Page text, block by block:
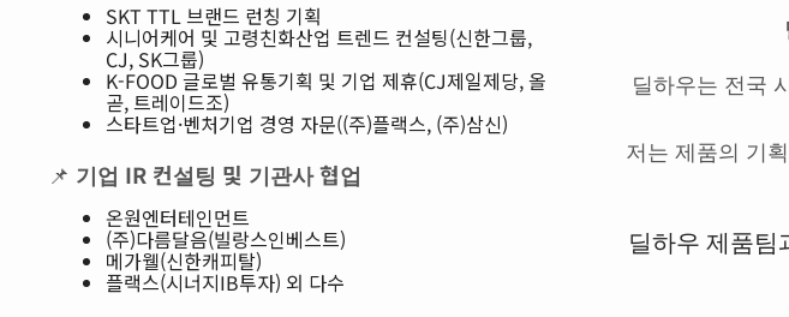
SKT TTL 브랜드 런칭 기획
시니어케어 및 고령친화산업 트렌드 컨설팅(신한그룹,
CJ, SK그룹)
K-FOOD 글로벌 유통기획 및 기업 제휴(CJ제일제당, 올
곧, 트레이드조)
스타트업·벤처기업 경영 자문((주)플랙스, (주)삼신)
📌 기업 IR 컨설팅 및 기관사 협업
온원엔터테인먼트
(주)다름달음(빌랑스인베스트)
메가웰(신한캐피탈)
플랙스(시너지IB투자) 외 다수
딜하우는 전국
저는 제품의 기
딜하우 제품팀